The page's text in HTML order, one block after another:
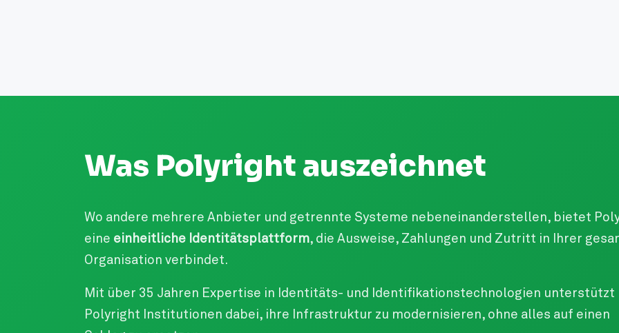
Was Polyright auszeichnet
Wo andere mehrere Anbieter und getrennte Systeme nebeneinanderstellen, bietet
eine einheitliche Identitätsplattform, die Ausweise, Zahlungen und Zutritt in Ihrer
Organisation verbindet.
Mit über 35 Jahren Expertise in Identitäts- und Identifikationstechnologien unterstützt
Polyright Institutionen dabei, ihre Infrastruktur zu modernisieren, ohne alles auf einen